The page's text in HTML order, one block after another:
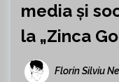
media și
la „Zinca
Florin Silviu